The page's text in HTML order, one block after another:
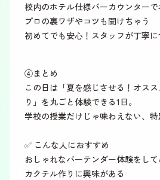
校内のホテル仕様バーカウンター
プロの裏ワザやコツも聞けちゃう
初めてでも安心！スタッフが丁寧に
④まとめ
この日は「夏を感じさせる！オス
り」を丸ごと体験できる1日。
学校の授業だけじゃ味わえない、特
✅ こんな人におすすめ
おしゃれなバーテンダー体験をし
カクテル作りに興味がある